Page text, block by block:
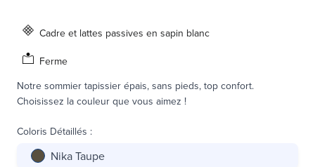
Cadre et lattes passives en sapin blanc
Ferme
Notre sommier tapissier épais, sans pieds, top confort.
Choisissez la couleur que vous aimez !
Coloris Détaillés :
Nika Taupe